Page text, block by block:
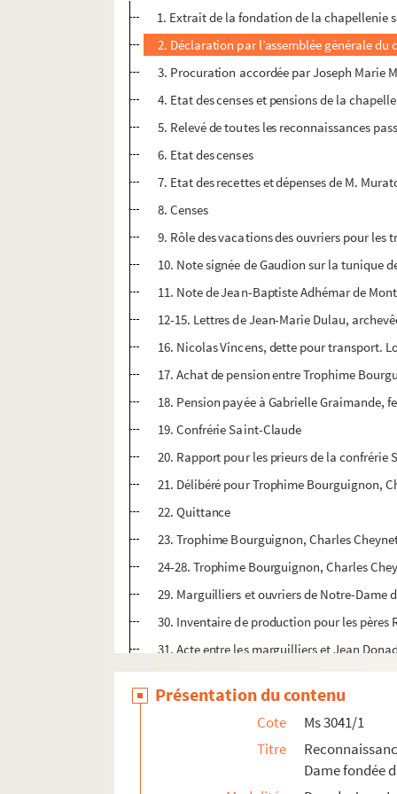
1. Extrait de la fondation de la chapellenie
2. Déclaration par l’assemblée générale
3. Procuration accordée par Joseph Marie
4. Etat des censes et pensions de la
5. Relevé de toutes les reconnaissances
6. Etat des censes
7. Etat des recettes et dépenses de M.
8. Censes
9. Rôle des vacations des ouvriers pour
10. Note signée de Gaudion sur la tunique
11. Note de Jean-Baptiste Adhémar de
12-15. Lettres de Jean-Marie Dulau,
16. Nicolas Vincens, dette pour transport.
17. Achat de pension entre Trophime
18. Pension payée à Gabrielle Graimande,
19. Confrérie Saint-Claude
20. Rapport pour les prieurs de la confrérie
21. Délibéré pour Trophime Bourguignon,
22. Quittance
23. Trophime Bourguignon, Charles
24-28. Trophime Bourguignon, Charles
29. Marguilliers et ouvriers de Notre-Dame
30. Inventaire de production pour les
31. Acte entre les marguilliers et Jean
32. Inventaire de production pour les
33. Testament de Pierre Ferrier en faveur
34. Comptes pour les marguilliers de
35. Réparations de vitres de l’église
Présentation du contenu
Cote
Ms 3041/1
Titre
Dame fondée